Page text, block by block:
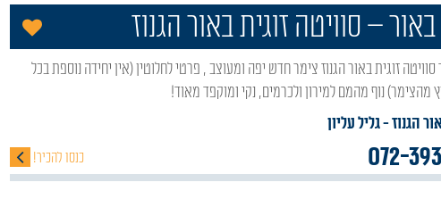
– סוויטה זוגית באור הגנוז
מהצימר) נוף מהמם למירון ולכרמים, נקי ומוקפד מאוד!
הגנוז- גליל עליון
072- כנסו להכיר!